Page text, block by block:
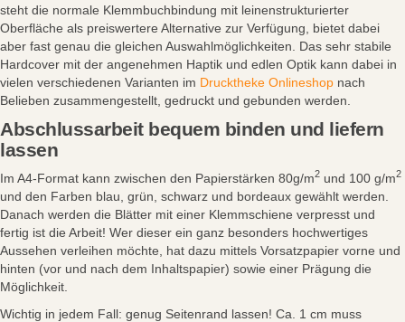
steht die normale Klemmbuchbindung mit leinenstrukturierter
Oberfläche als preiswertere Alternative zur Verfügung, bietet dabei
aber fast genau die gleichen Auswahlmöglichkeiten. Das sehr stabile
Hardcover mit der angenehmen Haptik und edlen Optik kann dabei in
vielen verschiedenen Varianten im Drucktheke Onlineshop nach
Belieben zusammengestellt, gedruckt und gebunden werden.
Abschlussarbeit bequem binden und liefern
lassen
Im A4-Format kann zwischen den Papierstärken 80g/m2 und 100 g/m2
und den Farben blau, grün, schwarz und bordeaux gewählt werden.
Danach werden die Blätter mit einer Klemmschiene verpresst und
fertig ist die Arbeit! Wer dieser ein ganz besonders hochwertiges
Aussehen verleihen möchte, hat dazu mittels Vorsatzpapier vorne und
hinten (vor und nach dem Inhaltspapier) sowie einer Prägung die
Möglichkeit.
Wichtig in jedem Fall: genug Seitenrand lassen! Ca. 1 cm muss